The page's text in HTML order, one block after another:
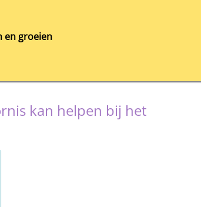
en groeien
kan helpen bij het